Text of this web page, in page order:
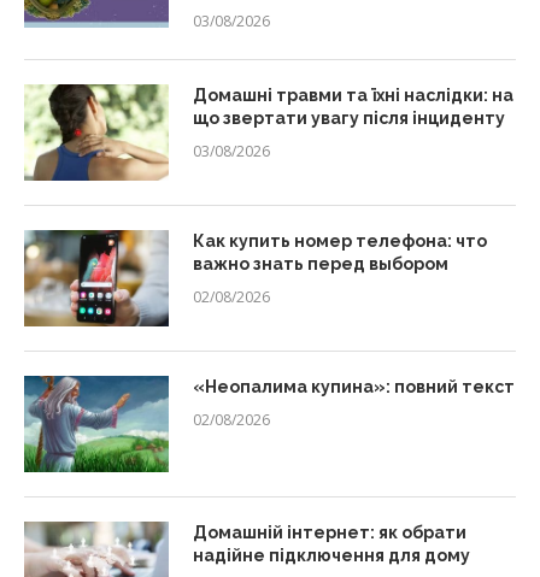
03/08/2026
Домашні травми та їхні наслідки: на
що звертати увагу після інциденту
03/08/2026
Как купить номер телефона: что
важно знать перед выбором
02/08/2026
«Неопалима купина»: повний текст
02/08/2026
Домашній інтернет: як обрати
надійне підключення для дому